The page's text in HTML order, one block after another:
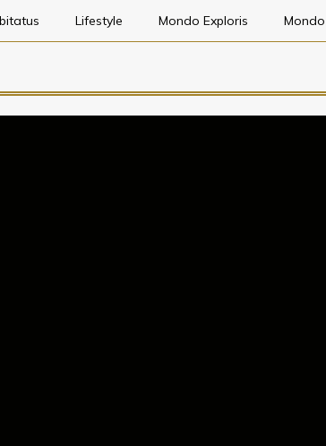
Lifestyle Mondo Exploris